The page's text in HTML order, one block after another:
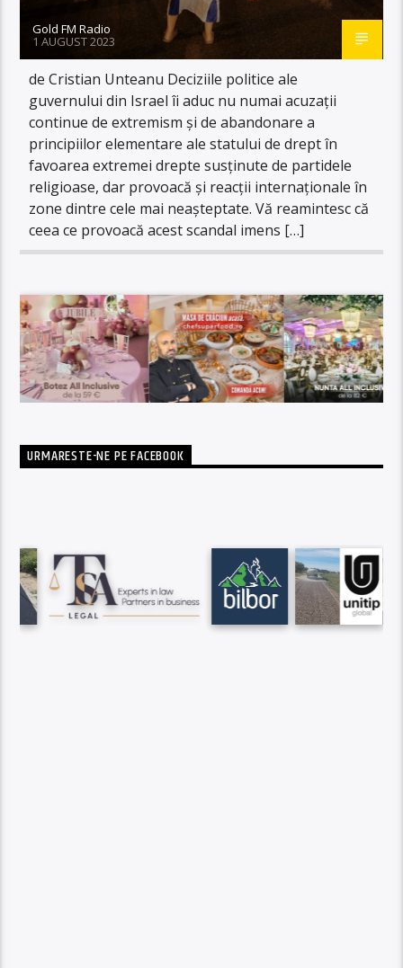
Gold FM Radio
1 AUGUST 2023
de Cristian Unteanu Deciziile politice ale
guvernului din Israel îi aduc nu numai acuzații
continue de extremism și de abandonare a
principiilor elementare ale statului de drept în
favoarea extremei drepte susținute de partidele
religioase, dar provoacă și reacții internaționale în
zone dintre cele mai neașteptate. Vă reamintesc că
ceea ce provoacă acest scandal imens […]
URMARESTE-NE PE FACEBOOK